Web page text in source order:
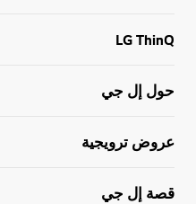
LG ThinQ
حول إل جي
عروض ترويجية
قصة إل جي